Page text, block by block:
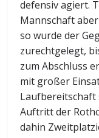
defensiv agiert.
Mannschaft
so wurde der
zurechtgelegt,
zum Abschluss
mit großer
Auftritt der
dahin